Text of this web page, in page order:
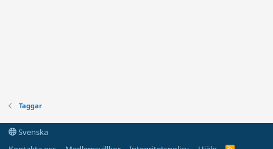
Taggar
Svenska